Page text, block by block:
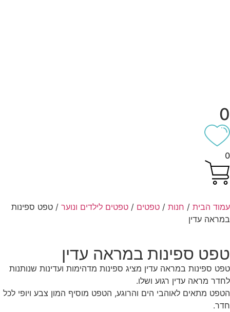
הבית/חנות/טפטים/טפטים לילדים ונוער/ טפט ספינות
עדין
ספינות במראה עדין
ספינות במראה עדין מציג ספינות מדהימות ועדינות שנותנות
מראה עדין רגוע ושלו.
מתאים לאוהבי הים והרוגע, הטפט מוסיף המון צבע ויופי לכל